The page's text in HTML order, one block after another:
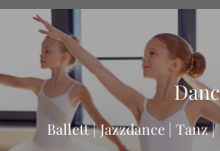
Ballett | Jazzdance | Tanz